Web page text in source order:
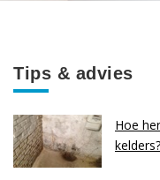
Tips & advies
Hoe
kelders?